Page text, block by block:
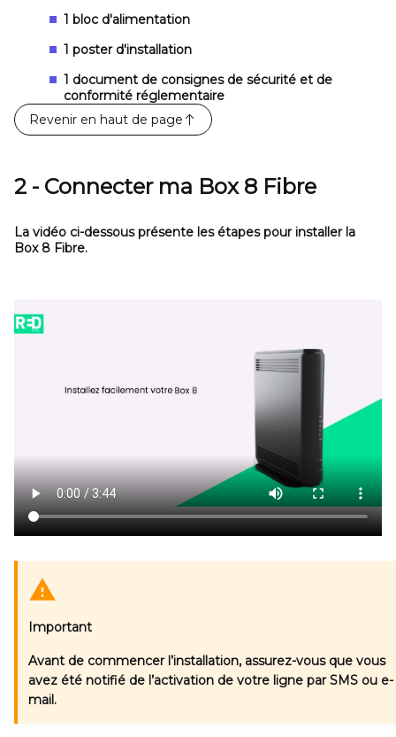
1 bloc d'alimentation
1 poster d'installation
1 document de consignes de sécurité et de
conformité réglementaire
Revenir en haut de page
2 - Connecter ma Box 8 Fibre
La vidéo ci-dessous présente les étapes pour installer la
Box 8 Fibre.
Important
Avant de commencer l’installation, assurez-vous que vous
avez été notifié de l’activation de votre ligne par SMS ou e-
mail.